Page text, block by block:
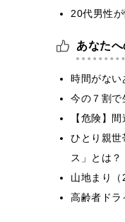
20代男性
あなた
時間がな
今の７割で
【危険】
ひとり親世
ス」とは？
山地まり
高齢者ドラ